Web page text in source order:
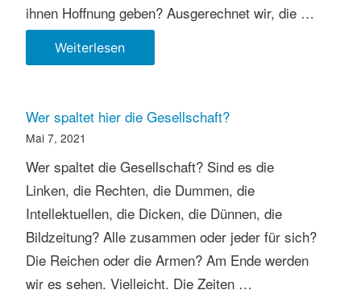
ihnen Hoffnung geben? Ausgerechnet wir, die …
WeiterlesenDie
Hoffenden
Wer spaltet hier die Gesellschaft?
Mai 7, 2021
Wer spaltet die Gesellschaft? Sind es die
Linken, die Rechten, die Dummen, die
Intellektuellen, die Dicken, die Dünnen, die
Bildzeitung? Alle zusammen oder jeder für sich?
Die Reichen oder die Armen? Am Ende werden
wir es sehen. Vielleicht. Die Zeiten …